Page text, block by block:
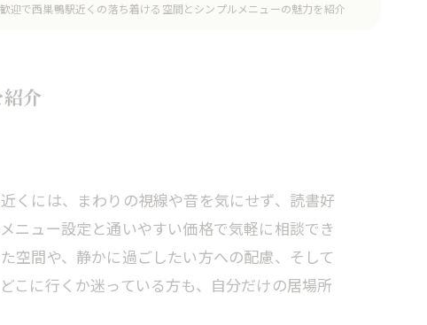
迎で西巣鴨駅近くの落ち着ける空間とシンプルメニューの魅力を紹介
介
くには、まわりの視線や音を気にせず、読書好
ニュー設定と通いやすい価格で気軽に相談でき
空間や、静かに過ごしたい方への配慮、そして
こに行くか迷っている方も、自分だけの居場所